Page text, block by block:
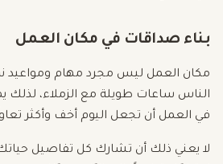
بناء صداقات في مكان العمل
مكان العمل ليس مجرد مهام ومواعيد
الناس ساعات طويلة مع الزملاء، لذلك
في العمل أن تجعل اليوم أخف وأكثر
لا يعني ذلك أن تشارك كل تفاصيل